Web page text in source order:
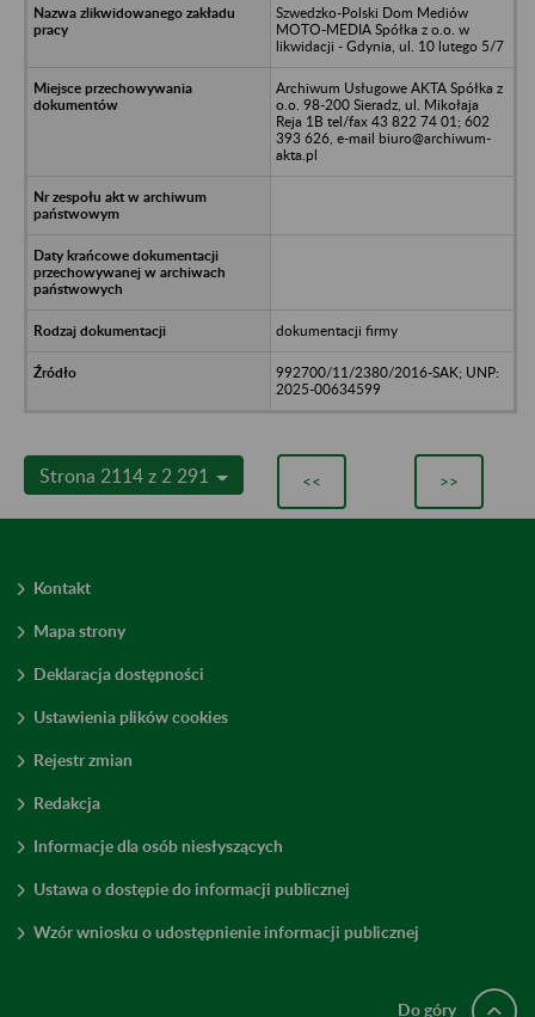
Szwedzko-Polski Dom Mediów
MOTO-MEDIA Spółka z o.o. w
likwidacji - Gdynia, ul. 10 lutego 5/7
Archiwum Usługowe AKTA Spółka z
o.o. 98-200 Sieradz, ul. Mikołaja
Reja 1B tel/fax 43 822 74 01; 602
393 626, e-mail biuro@archiwum-
akta.pl
dokumentacji firmy
992700/11/2380/2016-SAK; UNP:
2025-00634599
Strona 2114 z 2 291 << >>
Kontakt
Mapa strony
Deklaracja dostępności
Ustawienia plików cookies
Rejestr zmian
Redakcja
Informacje dla osób niesłyszących
Ustawa o dostępie do informacji publicznej
Wzór wniosku o udostępnienie informacji publicznej
Do góry